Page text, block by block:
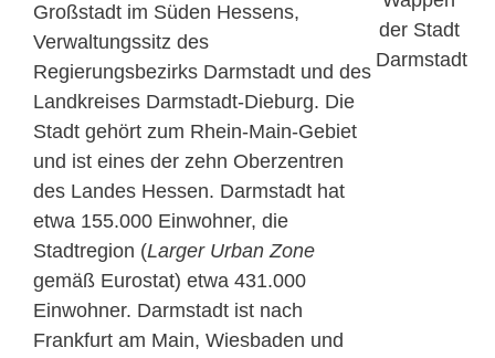
Großstadt im Süden Hessens,
Verwaltungssitz des
Regierungsbezirks Darmstadt und des
Landkreises Darmstadt-Dieburg. Die
Stadt gehört zum Rhein-Main-Gebiet
und ist eines der zehn Oberzentren
des Landes Hessen. Darmstadt hat
etwa 155.000 Einwohner, die
Stadtregion (Larger Urban Zone
gemäß Eurostat) etwa 431.000
Einwohner. Darmstadt ist nach
Frankfurt am Main, Wiesbaden und